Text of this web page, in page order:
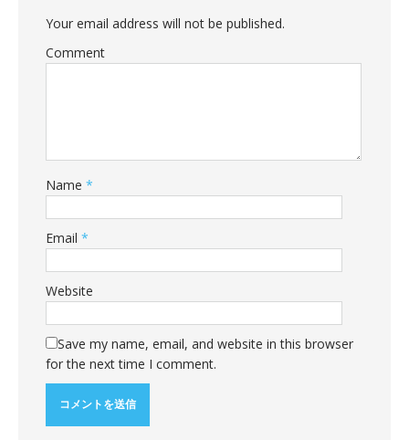
Your email address will not be published.
Comment
Name *
Email *
Website
Save my name, email, and website in this browser
for the next time I comment.